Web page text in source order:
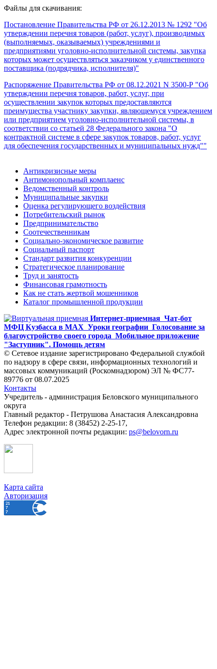
Файлы для скачивания:
Постановление Правительства РФ от 26.12.2013 № 1292 "Об
утверждении перечня товаров (работ, услуг), производимых
(выполняемых, оказываемых) учреждениями и
предприятиями уголовно-исполнительной системы, закупка
которых может осуществляться заказчиком у единственного
поставщика (подрядчика, исполнителя)"
Распоряжение Правительства РФ от 08.12.2021 N 3500-Р "Об
утверждении перечня товаров, работ, услуг, при
осуществлении закупок которых предоставляются
преимущества участнику закупки, являющемуся учреждением
или предприятием уголовно-исполнительной системы, в
соответствии со статьей 28 Федерального закона "О
контрактной системе в сфере закупок товаров, работ, услуг
для обеспечения государственных и муниципальных нужд""
Антикризисные меры
Антимонопольный комплаенс
Ведомственный контроль
Муниципальные закупки
Оценка регулирующего воздействия
Потребительский рынок
Предпринимательство
Соотечественникам
Социально-экономическое развитие
Социальный паспорт
Стандарт развития конкуренции
Стратегическое планирование
Труд и занятость
Финансовая грамотность
Как не стать жертвой мошенников
Каталог промышленной продукции
Интернет-приемная Чат-бот
МФЦ Кузбасса в MAX Уроки географии Голосование за
благоустройство своего города Мобильное приложение
"Заступник". Помощь детям
© Сетевое издание зарегистрировано Федеральной службой
по надзору в сфере связи, информационных технологий и
массовых коммуникаций (Роскомнадзором) ЭЛ № ФС77-
89776 от 08.07.2025
Контакты
Учредитель - администрация Беловского муниципального
округа
Главный редактор - Петрушова Анастасия Александровна
Телефон редакции: 8 (38452) 2-25-17,
Адрес электронной почты редакции: ps@belovorn.ru
Карта сайта
Авторизация